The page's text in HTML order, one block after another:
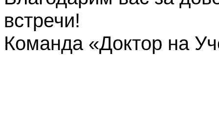
встречи!
Команда «Доктор на